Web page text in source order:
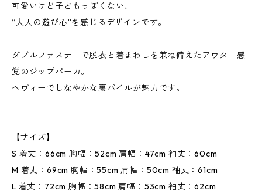
可愛いけど子どもっぽくない、
“大人の遊び心”を感じるデザインです。
ダブルファスナーで脱衣と着まわしを兼ね備えたアウター感
覚のジップパーカ。
ヘヴィーでしなやかな裏パイルが魅力です。
【サイズ】
S 着丈：66cm 胸幅：52cm 肩幅：47cm 袖丈：60cm
M 着丈：69cm 胸幅：55cm 肩幅：50cm 袖丈：61cm
L 着丈：72cm 胸幅：58cm 肩幅：53cm 袖丈：62cm